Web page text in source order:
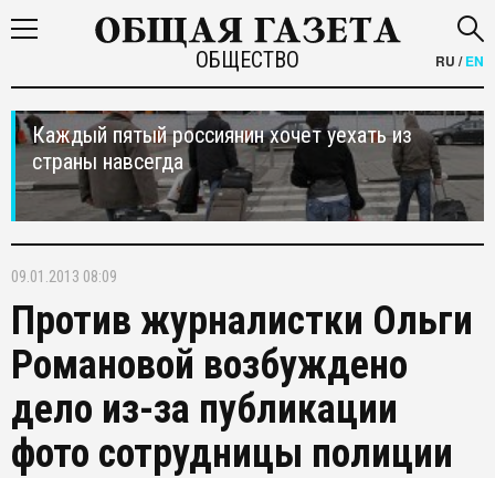
ОБЩЕСТВО RU /EN
Каждый пятый россиянин хочет уехать из
страны навсегда
09.01.2013 08:09
Против журналистки Ольги
Романовой возбуждено
дело из-за публикации
фото сотрудницы полиции